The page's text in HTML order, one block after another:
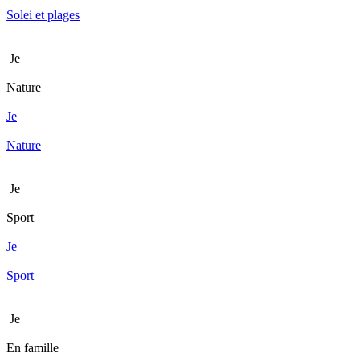
Solei et plages
Je
Nature
Je
Nature
Je
Sport
Je
Sport
Je
En famille